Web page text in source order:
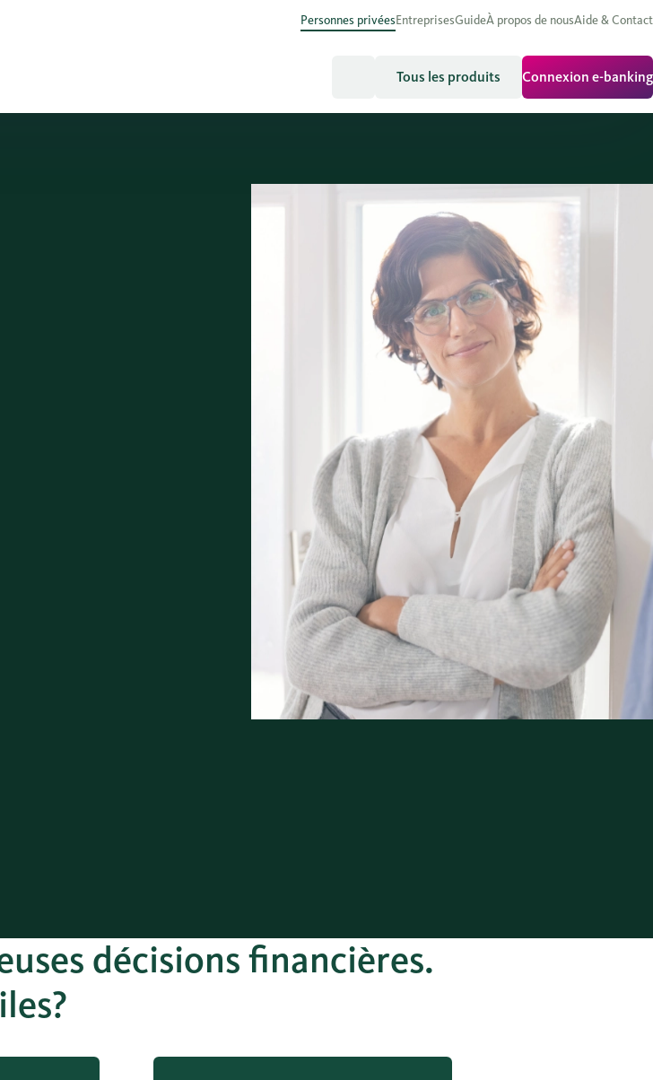
Personnes privéesEntreprisesGuideÀ propos de nousAide & Contact
Tous les produits Connexion e-banking
décisions financières.